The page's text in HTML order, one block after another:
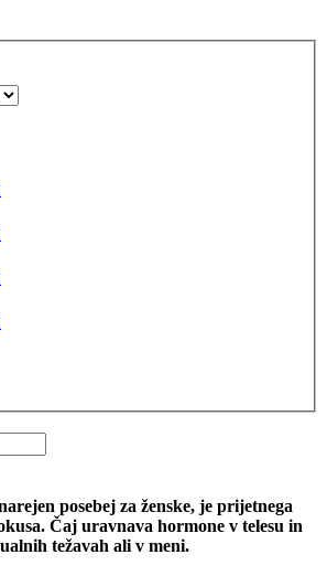
posebej za ženske, je prijetnega
Čaj uravnava hormone v telesu in
težavah ali v meni.